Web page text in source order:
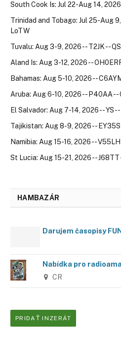
South Cook Is: Jul 22-Aug 14,
Trinidad and Tobago: Jul 25-Aug
LoTW
Tuvalu: Aug 3-9, 2026 -- T2JK --
Aland Is: Aug 3-12, 2026 --
Bahamas: Aug 5-10, 2026 --
Aruba: Aug 6-10, 2026 -- P40AA --
El Salvador: Aug 7-14, 2026 -- YS
Tajikistan: Aug 8-9, 2026 -- EY35S
Namibia: Aug 15-16, 2026 --
St Lucia: Aug 15-21, 2026 -- J68TT
HAMBAZÁR
Darujem časopisy
Nabídka pro
CR
PRIDAŤ INZERÁT